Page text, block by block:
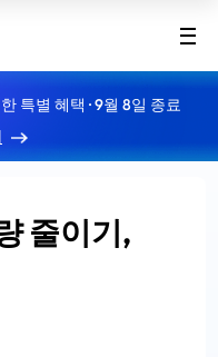
특별 혜택 · 9월 8일 종료
줄이기,